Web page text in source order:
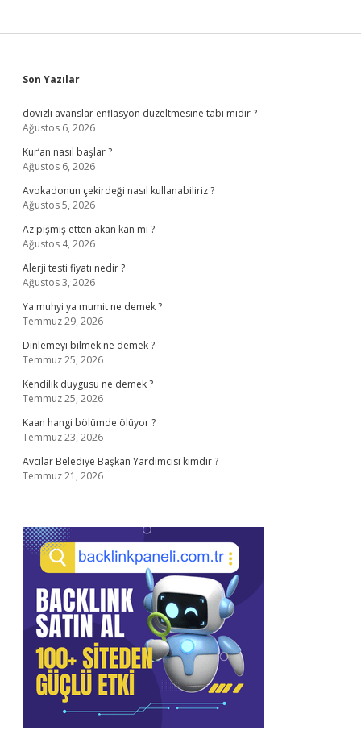
Sidebar
Son Yazılar
dövizli avanslar enflasyon düzeltmesine tabi midir ?
Ağustos 6, 2026
Kur’an nasıl başlar ?
Ağustos 6, 2026
Avokadonun çekirdeği nasıl kullanabiliriz ?
Ağustos 5, 2026
Az pişmiş etten akan kan mı ?
Ağustos 4, 2026
Alerji testi fiyatı nedir ?
Ağustos 3, 2026
Ya muhyi ya mumit ne demek ?
Temmuz 29, 2026
Dinlemeyi bilmek ne demek ?
Temmuz 25, 2026
Kendilik duygusu ne demek ?
Temmuz 25, 2026
Kaan hangi bölümde ölüyor ?
Temmuz 23, 2026
Avcılar Belediye Başkan Yardımcısı kimdir ?
Temmuz 21, 2026